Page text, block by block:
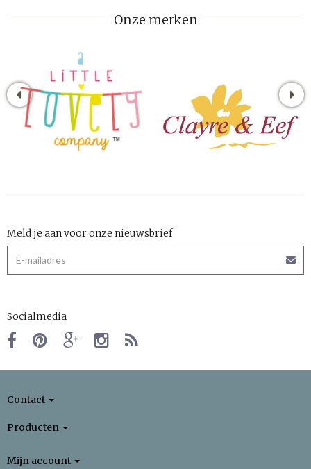
Onze merken
Meld je aan voor onze nieuwsbrief
Socialmedia
Contact
Producten
Mijn account